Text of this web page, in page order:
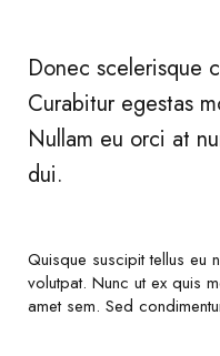
Donec scelerisque
Curabitur egestas
Nullam eu orci at
dui.
Quisque suscipit tellus eu
volutpat. Nunc ut ex quis
amet sem. Sed